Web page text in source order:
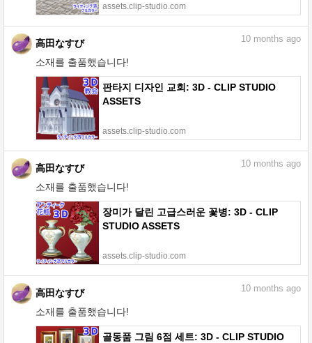
assets.clip-studio.com
高田なすび
소재를 출품했습니다!
10 months ago
판타지 디자인 교회: 3D - CLIP STUDIO
ASSETS
assets.clip-studio.com
高田なすび
소재를 출품했습니다!
10 months ago
장미가 달린 고급스러운 꽃병: 3D - CLIP
STUDIO ASSETS
assets.clip-studio.com
高田なすび
소재를 출품했습니다!
10 months ago
골동품 그림 6점 세트: 3D - CLIP STUDIO